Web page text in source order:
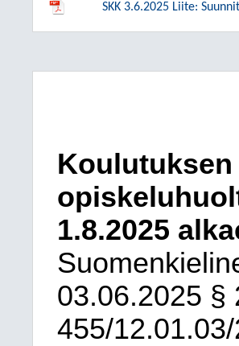
SKK 3.6.2025 Liite:
1.8.2025
03.06.2025 §
455/